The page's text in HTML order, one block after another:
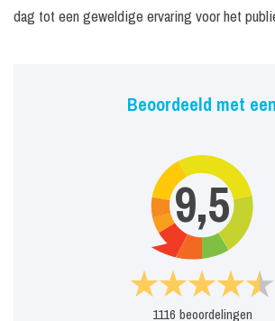
dag tot een geweldige ervaring voor het
Beoordeeld met een
9,5
1116 beoordelingen